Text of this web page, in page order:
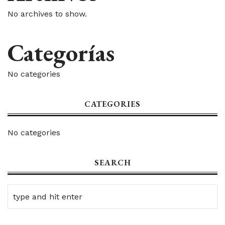
No archives to show.
Categorías
No categories
CATEGORIES
No categories
SEARCH